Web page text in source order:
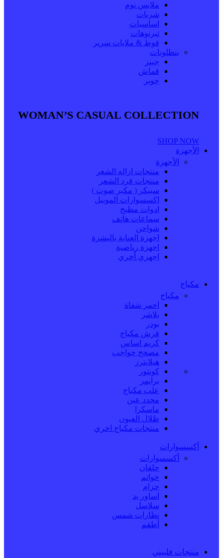
ملابس نوم
شربات
اساسيات
تيرنوهات
فوط & ملايات سرير
بنطلونات
جينز
قماش
جوبر
WOMAN’S CASUAL COLLECTION
SHOP NOW
الأجهزة
الأجهزة
منتجات إزاله الشعر
منتجات فرد الشعر
سبيكر ( مكبر صوت )
اكسسوارات الموبيل
ادوات مطبخ
سماعات هاتف
شواحن
اجهزة العناية بالبشرة
اجهزة رياضية
اجهزي أخري
مكياج
مكياج
احمر شفاة
بلاشر
بودر
فرش مكياج
كريم اساس
مصحح حواجب
هيلايترز
كونتور
برايمر
علب مكياج
محدد عين
ماسكرا
ظلال العيون
منتجات مكياج اخري
أكسسوارات
أكسسوارات
حلقان
خواتم
حزام
اساور يد
سلاسل
نظارات شمس
أطقم
منتجات فلبيني